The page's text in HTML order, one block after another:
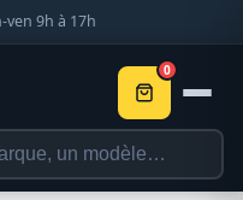
ven 9h à 17h
0